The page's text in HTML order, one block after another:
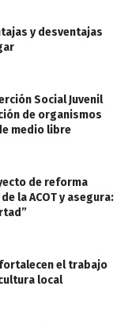
y desventajas
Social Juvenil
de organismos
medio libre
de reforma
la ACOT y asegura:
fortalecen el trabajo
local